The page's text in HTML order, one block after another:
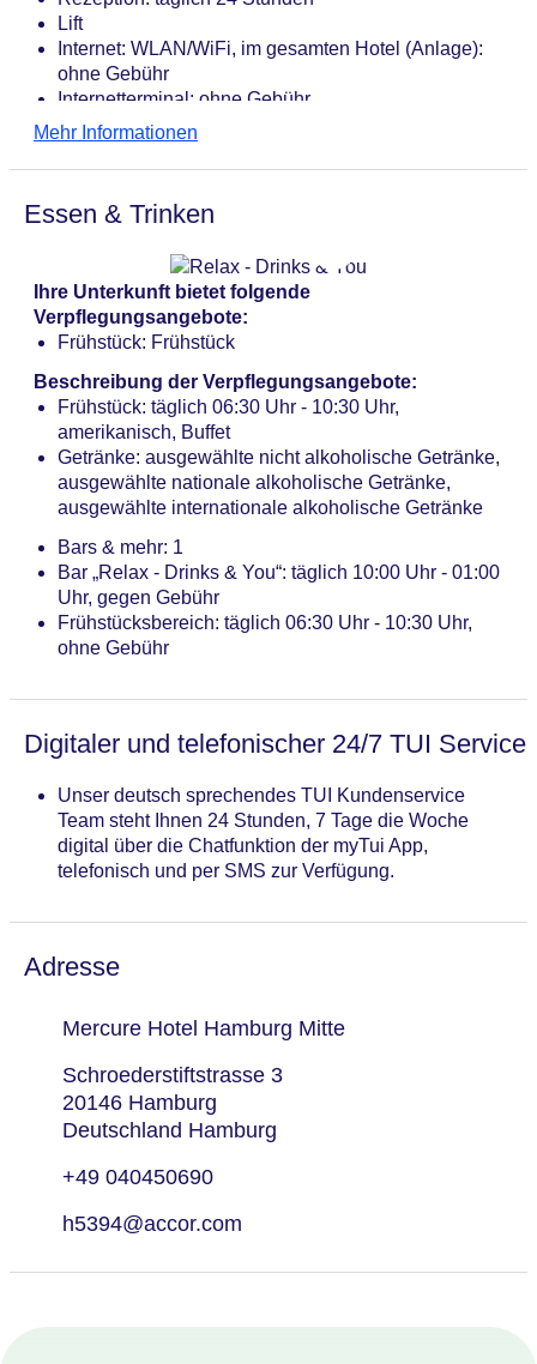
Lift
Internet: WLAN/WiFi, im gesamten Hotel (Anlage):
ohne Gebühr
Internetterminal: ohne Gebühr
Wäscheservice: gegen Gebühr
American Express, Diners, EC Karte/Maestro
Haustier: Hund erlaubt: Barzahlung, pro Tag ca. 30
EUR, Katze erlaubt: Barzahlung, pro Tag ca. 30
Parkmöglichkeiten: Garage: pro Tag ca. 20 EUR
Businesscenter: ohne Gebühr
Tagungseinrichtungen: Konferenzräume: 5,
klimatisierte Tagungsräume, Tageslicht,
Tagungsequipment: gegen Gebühr, Coffee Breaks:
gegen Gebühr
Gebäudeanzahl: 1, Etagen: 9, Zimmer: 180
Landeskategorie: 4 Sterne
Mehr Informationen
Essen & Trinken
Ihre Unterkunft bietet folgende
Verpflegungsangebote:
Frühstück: Frühstück
Beschreibung der Verpflegungsangebote:
Frühstück: täglich 06:30 Uhr - 10:30 Uhr,
amerikanisch, Buffet
Getränke: ausgewählte nicht alkoholische Getränke,
ausgewählte nationale alkoholische Getränke,
ausgewählte internationale alkoholische Getränke
Bars & mehr: 1
Bar „Relax - Drinks & You“: täglich 10:00 Uhr - 01:00
Uhr, gegen Gebühr
Frühstücksbereich: täglich 06:30 Uhr - 10:30 Uhr,
ohne Gebühr
Digitaler und telefonischer 24/7 TUI Service
Unser deutsch sprechendes TUI Kundenservice
Team steht Ihnen 24 Stunden, 7 Tage die Woche
digital über die Chatfunktion der myTui App,
telefonisch und per SMS zur Verfügung.
Adresse
Mercure Hotel Hamburg Mitte
Schroederstiftstrasse 3
20146 Hamburg
Deutschland Hamburg
+49 040450690
h5394@accor.com